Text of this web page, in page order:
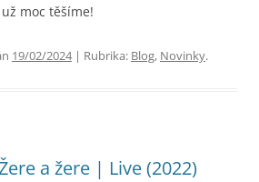
moc těšíme!
19/02/2024| Rubrika: Blog, Novinky.
a žere | Live (2022)